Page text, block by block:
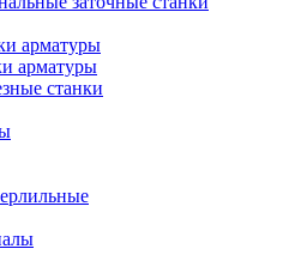
арматуры
арматуры
станки